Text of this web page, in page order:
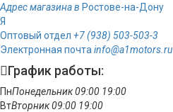
Адрес магазина в Ростове-на-Дону
Я
Оптовый отдел +7 (938) 503-503-3
Электронная почта info@a1motors.ru
График работы:
ПнПонедельник09:00 19:00
ВтВторник09:00 19:00